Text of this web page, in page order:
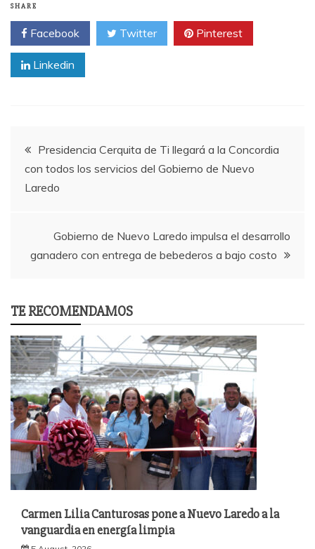
SHARE
Facebook Twitter Pinterest
Linkedin
Post
navigation
Presidencia Cerquita de Ti llegará a la Concordia
con todos los servicios del Gobierno de Nuevo
Laredo
Gobierno de Nuevo Laredo impulsa el desarrollo
ganadero con entrega de bebederos a bajo costo
TE RECOMENDAMOS
Carmen Lilia Canturosas pone a Nuevo Laredo a la
vanguardia en energía limpia